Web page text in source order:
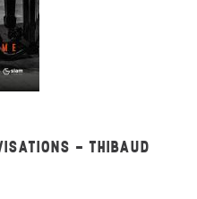
- THIBAUD